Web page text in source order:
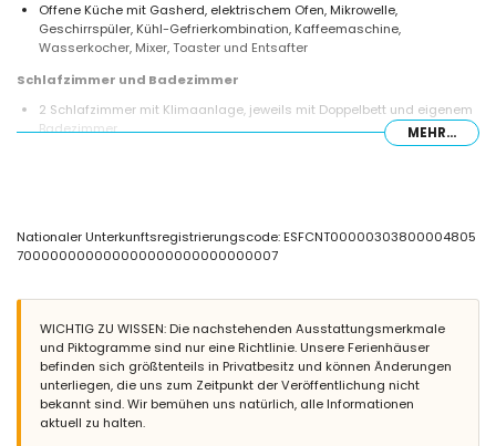
Offene Küche mit Gasherd, elektrischem Ofen, Mikrowelle,
Geschirrspüler, Kühl-Gefrierkombination, Kaffeemaschine,
Wasserkocher, Mixer, Toaster und Entsafter
Schlafzimmer und Badezimmer
2 Schlafzimmer mit Klimaanlage, jeweils mit Doppelbett und eigenem
Badezimmer
Außenbereich der Villa
Privater Pool in Nierenform, 6m x 3m groß und 2m tief
2 Terrassen, von denen eine überdacht ist
Außenküche und Grill
Außendusche
Sitzbereich im Freien und Essbereich im Freien
Weitere Informationen
MEHR...
Nationaler Unterkunftsregistrierungscode: ESFCNT00000303800004805
700000000000000000000000000007
WICHTIG ZU WISSEN: Die nachstehenden Ausstattungsmerkmale
und Piktogramme sind nur eine Richtlinie. Unsere Ferienhäuser
befinden sich größtenteils in Privatbesitz und können Änderungen
unterliegen, die uns zum Zeitpunkt der Veröffentlichung nicht
bekannt sind. Wir bemühen uns natürlich, alle Informationen
aktuell zu halten.